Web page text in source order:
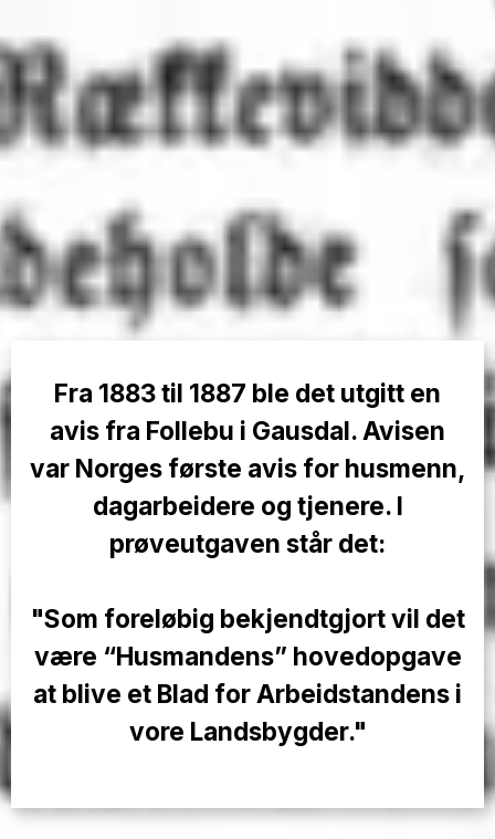
Fra 1883 til 1887 ble det utgitt en
avis fra Follebu i Gausdal. Avisen
var Norges første avis for husmenn,
dagarbeidere og tjenere. I
prøveutgaven står det:
"Som foreløbig bekjendtgjort vil det
være “Husmandens” hovedopgave
at blive et Blad for Arbeidstandens i
vore Landsbygder."